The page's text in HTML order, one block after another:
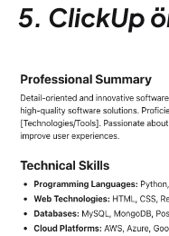
5. ClickUp